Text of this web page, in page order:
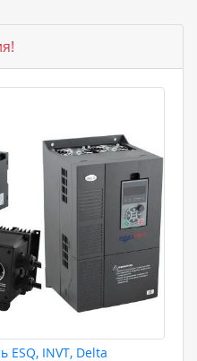
ESQ, INVT, Delta